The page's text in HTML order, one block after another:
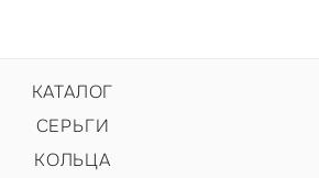
КАТАЛОГ
СЕРЬГИ
КОЛЬЦА